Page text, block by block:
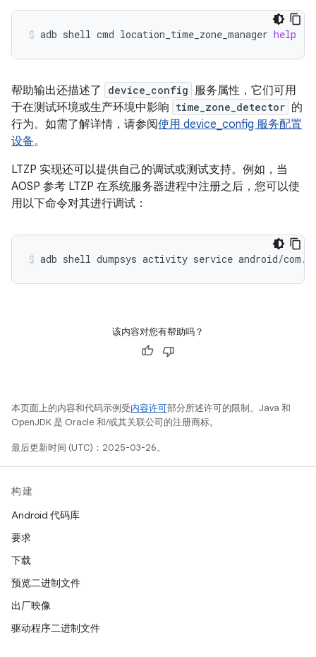
adb shell cmd location_time_zone_manager help
帮助输出还描述了 device_config 服务属性，它们可用
于在测试环境或生产环境中影响 time_zone_detector 的
行为。如需了解详情，请参阅使用 device_config 服务配置
设备。
LTZP 实现还可以提供自己的调试或测试支持。例如，当
AOSP 参考 LTZP 在系统服务器进程中注册之后，您可以使
用以下命令对其进行调试：
adb shell dumpsys activity service android/
该内容对您有帮助吗？
本页面上的内容和代码示例受内容许可部分所述许可的限制。Java 和
OpenJDK 是 Oracle 和/或其关联公司的注册商标。
最后更新时间 (UTC)：2025-03-26。
构建
Android 代码库
要求
下载
预览二进制文件
出厂映像
驱动程序二进制文件